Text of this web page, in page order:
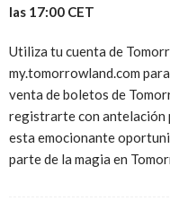
las 17:00 CET
Utiliza tu cuenta de
my.tomorrowland.com
venta de boletos de
registrarte con antelación
esta emocionante
parte de la magia en